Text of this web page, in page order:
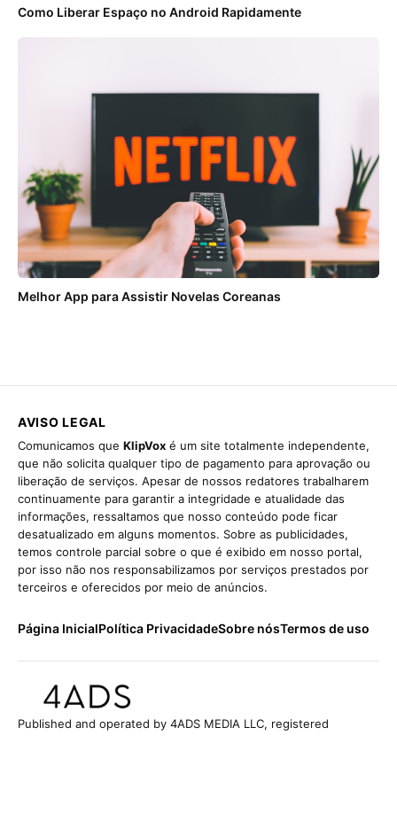
Como Liberar Espaço no Android Rapidamente
Melhor App para Assistir Novelas Coreanas
AVISO LEGAL
Comunicamos que KlipVox é um site totalmente independente,
que não solicita qualquer tipo de pagamento para aprovação ou
liberação de serviços. Apesar de nossos redatores trabalharem
continuamente para garantir a integridade e atualidade das
informações, ressaltamos que nosso conteúdo pode ficar
desatualizado em alguns momentos. Sobre as publicidades,
temos controle parcial sobre o que é exibido em nosso portal,
por isso não nos responsabilizamos por serviços prestados por
terceiros e oferecidos por meio de anúncios.
Página InicialPolítica PrivacidadeSobre nósTermos de uso
Published and operated by 4ADS MEDIA LLC, registered